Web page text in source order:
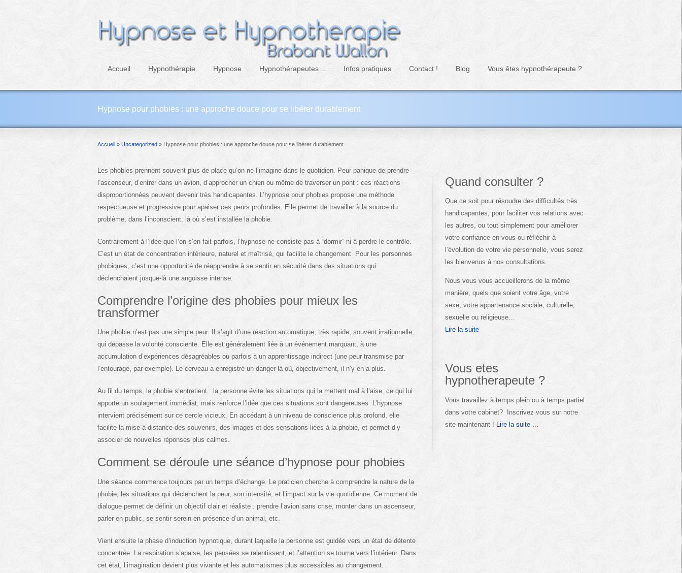
Accueil Hypnothérapie Hypnose Hypnothérapeutes… Infos pratiques Contact ! Blog Vous êtes hypnothérapeute ?
Hypnose pour phobies : une approche douce pour se libérer durablement
Accueil » Uncategorized » Hypnose pour phobies : une approche douce pour se libérer durablement
Les phobies prennent souvent plus de place qu’on ne l’imagine dans le quotidien. Peur panique de prendre
l’ascenseur, d’entrer dans un avion, d’approcher un chien ou même de traverser un pont : ces réactions
disproportionnées peuvent devenir très handicapantes. L’hypnose pour phobies propose une méthode
respectueuse et progressive pour apaiser ces peurs profondes. Elle permet de travailler à la source du
problème, dans l’inconscient, là où s’est installée la phobie.
Contrairement à l’idée que l’on s’en fait parfois, l’hypnose ne consiste pas à “dormir” ni à perdre le contrôle.
C’est un état de concentration intérieure, naturel et maîtrisé, qui facilite le changement. Pour les personnes
phobiques, c’est une opportunité de réapprendre à se sentir en sécurité dans des situations qui
déclenchaient jusque-là une angoisse intense.
Comprendre l’origine des phobies pour mieux les
transformer
Une phobie n’est pas une simple peur. Il s’agit d’une réaction automatique, très rapide, souvent irrationnelle,
qui dépasse la volonté consciente. Elle est généralement liée à un événement marquant, à une
accumulation d’expériences désagréables ou parfois à un apprentissage indirect (une peur transmise par
l’entourage, par exemple). Le cerveau a enregistré un danger là où, objectivement, il n’y en a plus.
Au fil du temps, la phobie s’entretient : la personne évite les situations qui la mettent mal à l’aise, ce qui lui
apporte un soulagement immédiat, mais renforce l’idée que ces situations sont dangereuses. L’hypnose
intervient précisément sur ce cercle vicieux. En accédant à un niveau de conscience plus profond, elle
facilite la mise à distance des souvenirs, des images et des sensations liées à la phobie, et permet d’y
associer de nouvelles réponses plus calmes.
Comment se déroule une séance d’hypnose pour phobies
Une séance commence toujours par un temps d’échange. Le praticien cherche à comprendre la nature de la
phobie, les situations qui déclenchent la peur, son intensité, et l’impact sur la vie quotidienne. Ce moment de
dialogue permet de définir un objectif clair et réaliste : prendre l’avion sans crise, monter dans un ascenseur,
parler en public, se sentir serein en présence d’un animal, etc.
Vient ensuite la phase d’induction hypnotique, durant laquelle la personne est guidée vers un état de détente
concentrée. La respiration s’apaise, les pensées se ralentissent, et l’attention se tourne vers l’intérieur. Dans
cet état, l’imagination devient plus vivante et les automatismes plus accessibles au changement.
Quand consulter ?
Que ce soit pour résoudre des difficultés très
handicapantes, pour faciliter vos relations avec
les autres, ou tout simplement pour améliorer
votre confiance en vous ou réfléchir à
l’évolution de votre vie personnelle, vous serez
les bienvenus à nos consultations.
Nous vous vous accueillerons de la même
manière, quels que soient votre âge, votre
sexe, votre appartenance sociale, culturelle,
sexuelle ou religieuse…
Lire la suite
Vous etes
hypnotherapeute ?
Vous travaillez à temps plein ou à temps partiel
dans votre cabinet? Inscrivez vous sur notre
site maintenant ! Lire la suite ...